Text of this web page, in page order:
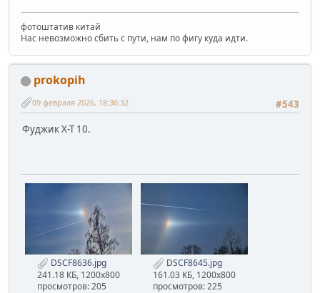
фотоштатив китай
Нас невозможно сбить с пути, нам по фигу куда идти.
prokopih
#543
09 февраля 2026, 18:36:32
Фуджик Х-Т 10.
DSCF8636.jpg
241.18 КБ, 1200x800
просмотров: 205
DSCF8645.jpg
161.03 КБ, 1200x800
просмотров: 225